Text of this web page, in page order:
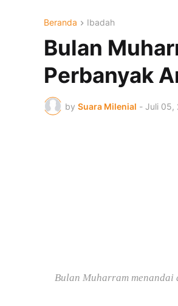
Beranda Ibadah
Bulan
Perbanyak
by Suara Milenial - Juli 05,
Bulan Muharram